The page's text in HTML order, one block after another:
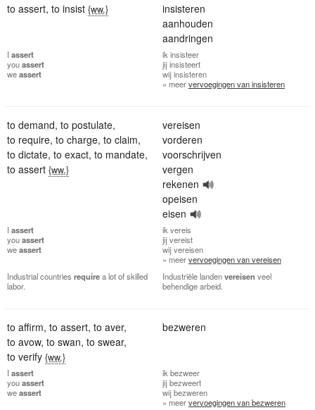
to assert, to insist {ww.}
insisteren
aanhouden
aandringen
I assert
youassert
weassert
ik insisteer
jijinsisteert
wijinsisteren
» meervervoegingen van insisteren
to demand, to postulate,
to require, to charge, to claim,
to dictate, to exact, to mandate,
to assert {ww.}
vereisen
vorderen
voorschrijven
vergen
rekenen
opeisen
eisen
I assert
youassert
weassert
ik vereis
jijvereist
wijvereisen
» meervervoegingen van vereisen
Industrial countries requirea lot of skilled
labor.
Industriële landenvereisen veel
behendige arbeid.
to affirm, to assert, to aver,
to avow, to swan, to swear,
to verify {ww.}
bezweren
I assert
youassert
weassert
ik bezweer
jijbezweert
wijbezweren
» meervervoegingen van bezweren